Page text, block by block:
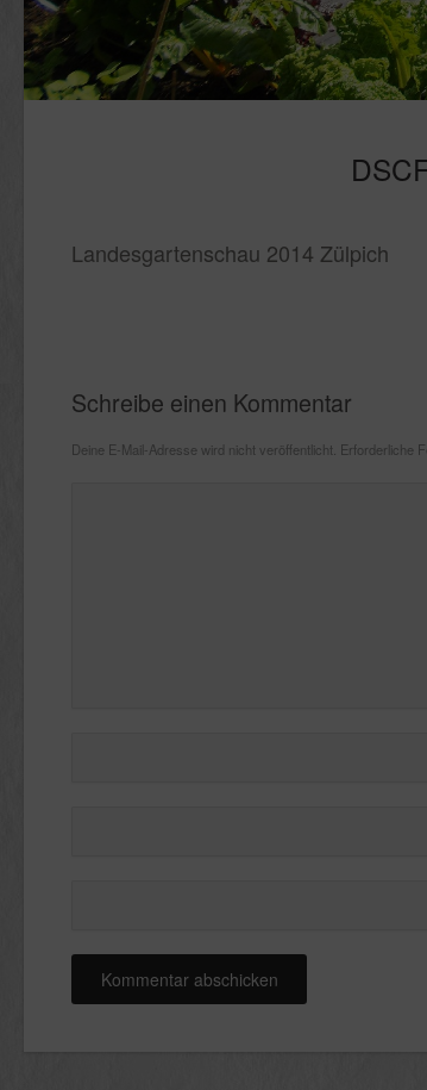
Landesgartenschau 2014 Zülpich
Schreibe einen Kommentar
Deine E-Mail-Adresse wird nicht veröffentlicht. Erforderliche